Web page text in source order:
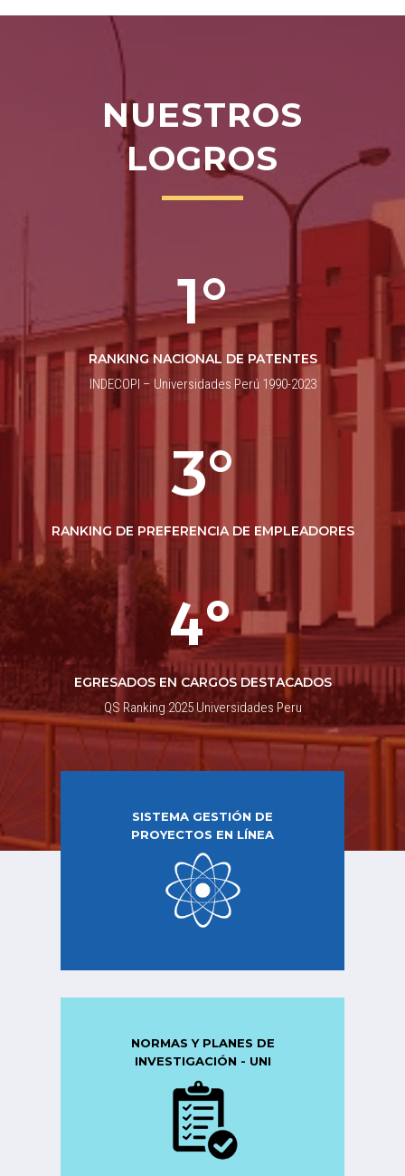
NUESTROS
LOGROS
1°
RANKING NACIONAL DE PATENTES
INDECOPI – Universidades Perú 1990-2023
3°
RANKING DE PREFERENCIA DE EMPLEADORES
4°
EGRESADOS EN CARGOS DESTACADOS
QS Ranking 2025 Universidades Peru
SISTEMA GESTIÓN DE
PROYECTOS EN LÍNEA
NORMAS Y PLANES DE
INVESTIGACIÓN - UNI